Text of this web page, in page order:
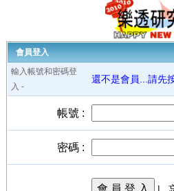
會員登入
輸入帳號和密碼登
入 -
還不是會員...請先
帳號 :
密碼 :
會 員 登 入